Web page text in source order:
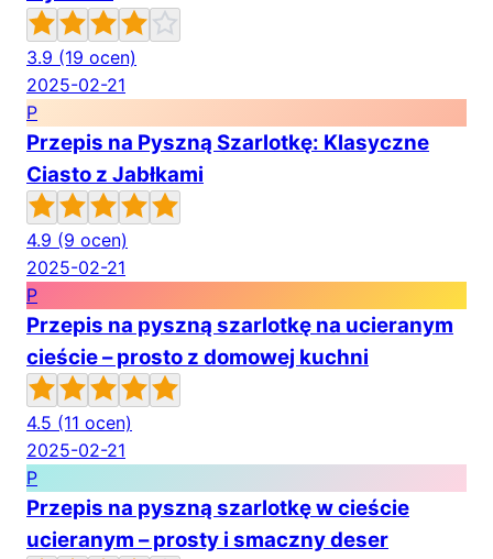
3.9 (19 ocen)
2025-02-21
P
Przepis na Pyszną Szarlotkę: Klasyczne
Ciasto z Jabłkami
4.9 (9 ocen)
2025-02-21
P
Przepis na pyszną szarlotkę na ucieranym
cieście – prosto z domowej kuchni
4.5 (11 ocen)
2025-02-21
P
Przepis na pyszną szarlotkę w cieście
ucieranym – prosty i smaczny deser